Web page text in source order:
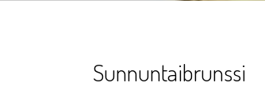
Sunnuntaibrunssi